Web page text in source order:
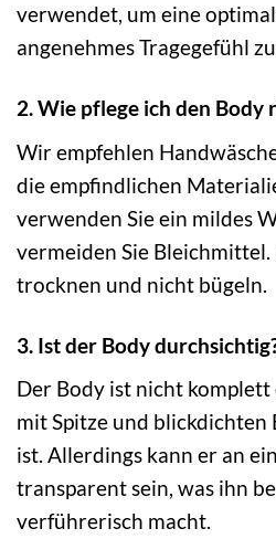
verwendet, um eine
angenehmes Tragegefühl
2. Wie pflege ich den Body
Wir empfehlen
die empfindlichen
verwenden Sie ein mildes
vermeiden Sie
trocknen und nicht bügeln.
3. Ist der Body
Der Body ist nicht
mit Spitze und blickdichten
ist. Allerdings kann er an
transparent sein, was ihn
verführerisch macht.